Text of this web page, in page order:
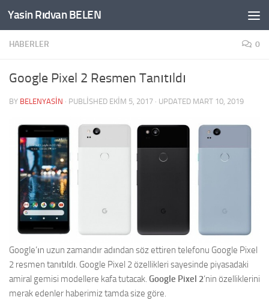
Skip to content
Yasin Rıdvan BELEN
HABERLER 0
Google Pixel 2 Resmen Tanıtıldı
BY BELENYASIN · PUBLISHED EKIM 5, 2017 · UPDATED MART 10, 2019
Google’ın uzun zamandır adından söz ettiren telefonu Google Pixel
2 resmen tanıtıldı. Google Pixel 2 özellikleri sayesinde piyasadaki
amiral gemisi modellere kafa tutacak. Google Pixel 2‘nin özelliklerini
merak edenler haberimiz tamda size göre.